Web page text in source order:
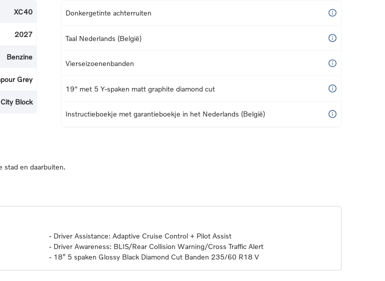
XC40
2027
Benzine
Grey
Block
Donkergetinte achterruiten
Taal Nederlands (België)
Vierseizoenenbanden
19" met 5 Y-spaken matt graphite diamond cut
Instructieboekje met garantieboekje in het Nederlands (België)
stad en daarbuiten.
- Driver Assistance: Adaptive Cruise Control + Pilot Assist
- Driver Awareness: BLIS/Rear Collision Warning/Cross Traffic Alert
- 18” 5 spaken Glossy Black Diamond Cut Banden 235/60 R18 V